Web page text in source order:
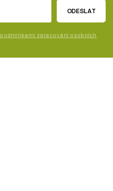
ODESLAT
podmínkami zpracování osobních